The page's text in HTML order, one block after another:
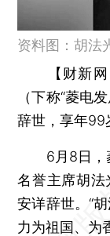
资料图：胡法
【财新
（下称“菱电
辞世，享年99
6月8日，菱
名誉主席胡
安详辞世。“
力为祖国、为